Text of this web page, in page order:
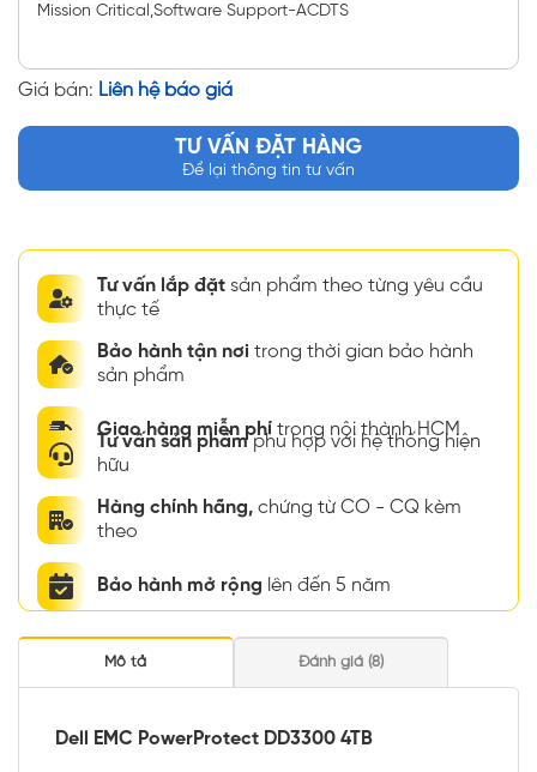
Mission Critical,Software Support-ACDTS
Giá bán: Liên hệ báo giá
TƯ VẤN ĐẶT HÀNG
Để lại thông tin tư vấn
Tư vấn lắp đặt sản phẩm theo từng yêu cầu
thực tế
Bảo hành tận nơi trong thời gian bảo hành
sản phẩm
Giao hàng miễn phí trong nội thành HCM
Tư vấn sản phẩmphù hợp với hệ thống hiện
hữu
Hàng chính hãng, chứng từ CO - CQ kèm
theo
Bảo hành mở rộng lên đến 5 năm
Mô tả Đánh giá (8)
Dell EMC PowerProtect DD3300 4TB